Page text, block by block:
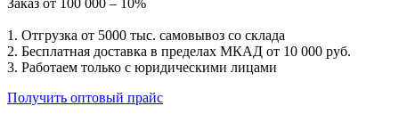
1. Отгрузка от 5000 тыс. самовывоз со склада
2. Бесплатная доставка в пределах МКАД от 10 000 руб.
3. Работаем только с юридическими лицами
Получить оптовый прайс